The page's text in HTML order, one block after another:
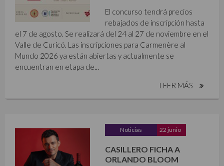
El concurso tendrá precios
rebajados de inscripción hasta
el 7 de agosto. Se realizará del 24 al 27 de noviembre en el
Valle de Curicó. Las inscripciones para Carmenère al
Mundo 2026 ya están abiertas y actualmente se
encuentran en etapa de...
LEER MÁS
Noticias 22 junio
CASILLERO FICHA A
ORLANDO BLOOM